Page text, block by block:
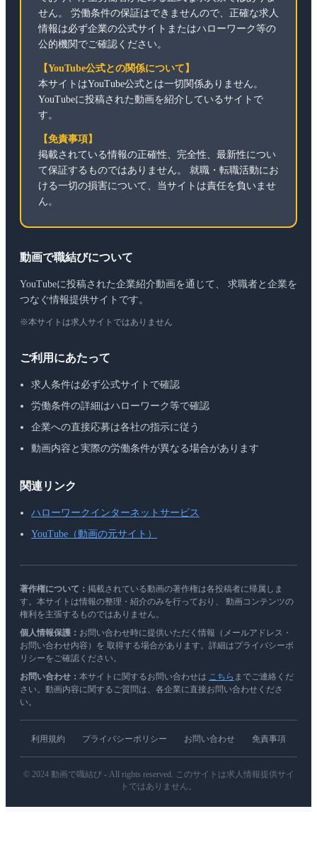
せん。 労働条件の保証はできませんので、正確な求人
情報は必ず企業の公式サイトまたはハローワーク等の
公的機関でご確認ください。
【YouTube公式との関係について】
本サイトはYouTube公式とは一切関係ありません。
YouTubeに投稿された動画を紹介しているサイトで
す。
【免責事項】
掲載されている情報の正確性、完全性、最新性につい
て保証するものではありません。 就職・転職活動にお
ける一切の損害について、当サイトは責任を負いませ
ん。
動画で職結びについて
YouTubeに投稿された企業紹介動画を通じて、 求職者と企業を
つなぐ情報提供サイトです。
※本サイトは求人サイトではありません
ご利用にあたって
求人条件は必ず公式サイトで確認
労働条件の詳細はハローワーク等で確認
企業への直接応募は各社の指示に従う
動画内容と実際の労働条件が異なる場合があります
関連リンク
ハローワークインターネットサービス
YouTube（動画の元サイト）
著作権について： 掲載されている動画の著作権は各投稿者に帰属しま
す。本サイトは情報の整理・紹介のみを行っており、 動画コンテンツの
権利を主張するものではありません。
個人情報保護： お問い合わせ時に提供いただく情報（メールアドレス・
お問い合わせ内容）を 取得する場合があります。詳細はプライバシーポ
リシーをご確認ください。
お問い合わせ： 本サイトに関するお問い合わせは こちら までご連絡くだ
さい。動画内容に関するご質問は、各企業に直接お問い合わせくださ
い。
利用規約 プライバシーポリシー お問い合わせ 免責事項
© 2024 動画で職結び - All rights reserved. このサイトは求人情報提供サイ
トではありません。